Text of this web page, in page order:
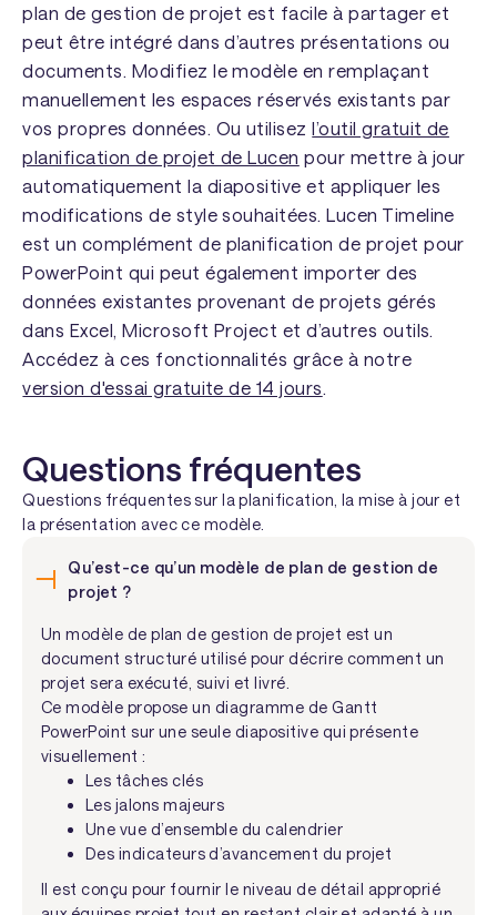
plan de gestion de projet est facile à partager et
peut être intégré dans d’autres présentations ou
documents. Modifiez le modèle en remplaçant
manuellement les espaces réservés existants par
vos propres données. Ou utilisezl’outil gratuit de
planification de projet de Lucen pour mettre à jour
automatiquement la diapositive et appliquer les
modifications de style souhaitées. Lucen Timeline
est un complément de planification de projet pour
PowerPoint qui peut également importer des
données existantes provenant de projets gérés
dans Excel, Microsoft Project et d’autres outils.
Accédez à ces fonctionnalités grâce à notre
version d'essai gratuite de 14 jours.
Questions fréquentes
Questions fréquentes sur la planification, la mise à jour et
la présentation avec ce modèle.
Qu’est-ce qu’un modèle de plan de gestion de
projet ?
Un modèle de plan de gestion de projet est un
document structuré utilisé pour décrire comment un
projet sera exécuté, suivi et livré.
Ce modèle propose un diagramme de Gantt
PowerPoint sur une seule diapositive qui présente
visuellement :
Les tâches clés
Les jalons majeurs
Une vue d’ensemble du calendrier
Des indicateurs d’avancement du projet
Il est conçu pour fournir le niveau de détail approprié